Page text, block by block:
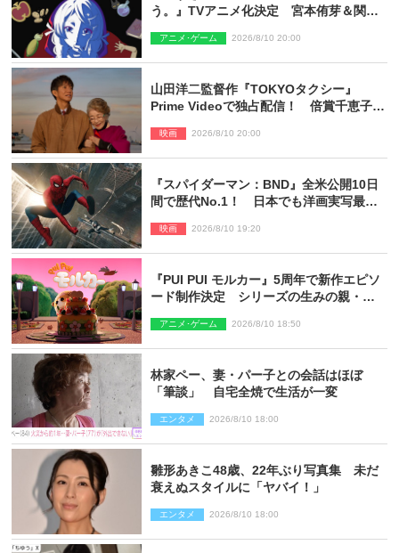
う。』TVアニメ化決定 宮本侑芽＆関根
アニメ･ゲーム 2026/8/10 20:00
山田洋二監督作『TOKYOタクシー』
Prime Videoで独占配信！ 倍賞千恵子×
映画 2026/8/10 20:00
『スパイダーマン：BND』全米公開10日
間で歴代No.1！ 日本でも洋画実写最速
映画 2026/8/10 19:20
『PUI PUI モルカー』5周年で新作エピソ
ード制作決定 シリーズの生みの親・見
アニメ･ゲーム 2026/8/10 18:50
林家ペー、妻・パー子との会話はほぼ
「筆談」 自宅全焼で生活が一変
エンタメ 2026/8/10 18:00
雛形あきこ48歳、22年ぶり写真集 未だ
衰えぬスタイルに「ヤバイ！」
エンタメ 2026/8/10 18:00